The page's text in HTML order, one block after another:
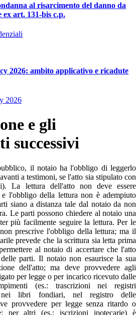
al risarcimento del danno da
art. 131-bis c.p.
2026: ambito applicativo e ricadute
2026
e gli
successivi
il notaio ha l'obbligo di leggerlo
a testimoni, se l'atto sia stipulato con
La lettura dell'atto non deve essere
l'obbligo della lettura non è adempiuto
siano a distanza tale dal notaio da non
Le parti possono chiedere al notaio una
più facilmente seguire la lettura. Per le
prescrive l'obbligo della lettura; ma il
prevede che la scrittura sia letta prima
al notaio di accertare che l'atto
parti. Il notaio non esaurisce la sua
dell'atto; ma deve provvedere agli
per legge o per incarico ricevuto dalle
(es.: trascrizioni nei registri
nei libri fondiari, nel registro delle
provvedere per legge senza ritardo o
per altri (es.: iscrizioni ipotecarie) è